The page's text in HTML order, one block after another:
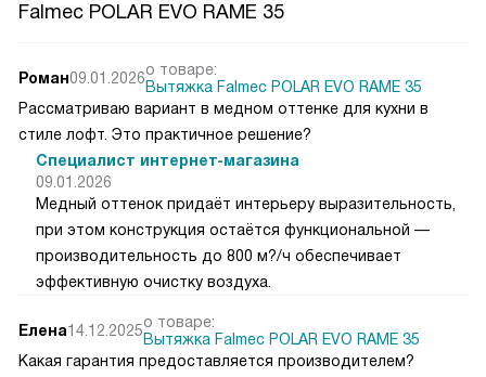
Falmec POLAR EVO RAME 35
Роман09.01.2026о товаре:
Вытяжка Falmec POLAR EVO RAME 35
Рассматриваю вариант в медном оттенке для кухни в
стиле лофт. Это практичное решение?
Специалист интернет-магазина
09.01.2026
Медный оттенок придаёт интерьеру выразительность,
при этом конструкция остаётся функциональной —
производительность до 800 м?/ч обеспечивает
эффективную очистку воздуха.
Елена14.12.2025о товаре:
Вытяжка Falmec POLAR EVO RAME 35
Какая гарантия предоставляется производителем?